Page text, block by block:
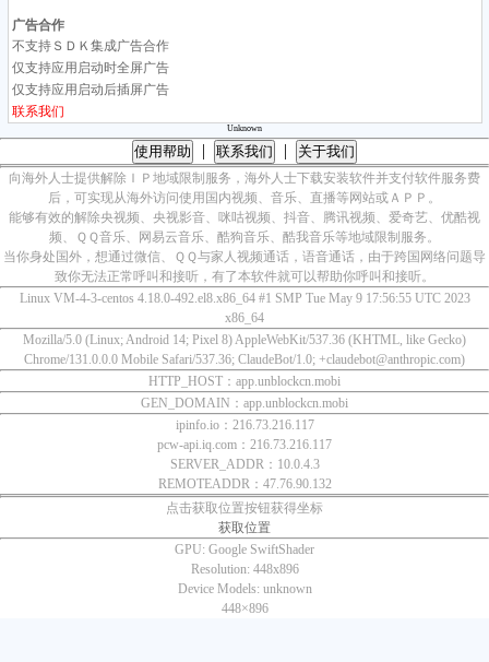
广告合作
不支持ＳＤＫ集成广告合作
仅支持应用启动时全屏广告
仅支持应用启动后插屏广告
联系我们
Unknown
使用帮助 联系我们 关于我们
向海外人士提供解除ＩＰ地域限制服务，海外人士下载安装软件并支付软件服务费
后，可实现从海外访问使用国内视频、音乐、直播等网站或ＡＰＰ。
能够有效的解除央视频、央视影音、咪咕视频、抖音、腾讯视频、爱奇艺、优酷视
频、ＱＱ音乐、网易云音乐、酷狗音乐、酷我音乐等地域限制服务。
当你身处国外，想通过微信、ＱＱ与家人视频通话，语音通话，由于跨国网络问题导
致你无法正常呼叫和接听，有了本软件就可以帮助你呼叫和接听。
Linux VM-4-3-centos 4.18.0-492.el8.x86_64 #1 SMP Tue May 9 17:56:55 UTC 2023
x86_64
Mozilla/5.0 (Linux; Android 14; Pixel 8) AppleWebKit/537.36 (KHTML, like Gecko)
Chrome/131.0.0.0 Mobile Safari/537.36; ClaudeBot/1.0; +claudebot@anthropic.com)
HTTP_HOST：app.unblockcn.mobi
GEN_DOMAIN：app.unblockcn.mobi
ipinfo.io：216.73.216.117
pcw-api.iq.com：216.73.216.117
SERVER_ADDR：10.0.4.3
REMOTEADDR：47.76.90.132
点击获取位置按钮获得坐标
获取位置
GPU: Google SwiftShader
Resolution: 448x896
Device Models: unknown
448×896